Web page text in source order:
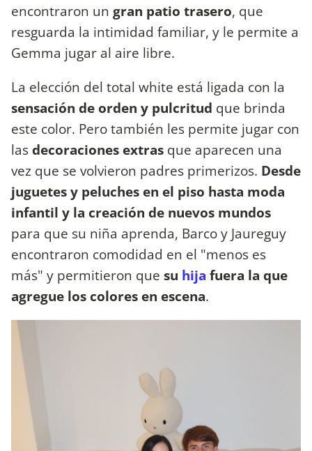
encontraron un gran patio trasero, que
resguarda la intimidad familiar, y le permite a
Gemma jugar al aire libre.
La elección del total white está ligada con la
sensación de orden y pulcritud que brinda
este color. Pero también les permite jugar con
lasdecoraciones extras que aparecen una
vez que se volvieron padres primerizos. Desde
juguetes y peluches en el piso hasta moda
infantil y la creación de nuevos mundos
para que su niña aprenda, Barco y Jaureguy
encontraron comodidad en el "menos es
más" y permitieron que su hija fuera la que
agregue los colores en escena.